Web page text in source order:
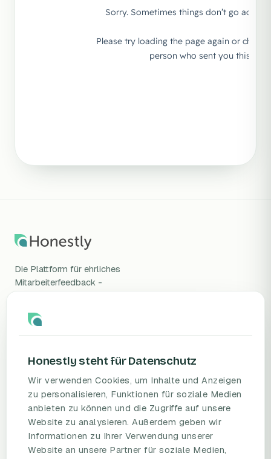
Honestly steht für Datenschutz
Wir verwenden Cookies, um Inhalte und Anzeigen
zu personalisieren, Funktionen für soziale Medien
anbieten zu können und die Zugriffe auf unsere
Website zu analysieren. Außerdem geben wir
Informationen zu Ihrer Verwendung unserer
Website an unsere Partner für soziale Medien,
Die Plattform für ehrliches
Mitarbeiterfeedback -
wissenschaftlich validiert, DSGVO-
PRODUKT
Mitarbeiterbefragungs-
Plattform
RESSOURCEN
Blog
Umfragevorlagen